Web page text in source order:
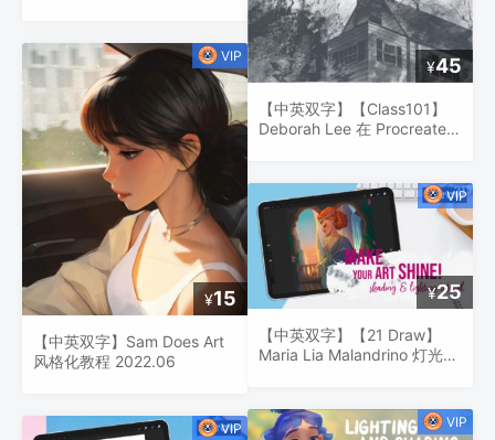
¥15
【中英双字】Sam Does Art
风格化教程 2022.06
¥45
【中英双字】【Class101】
Deborah Lee 在 Procreate
¥25
【中英双字】【21 Draw】
Maria Lia Malandrino 灯光＆